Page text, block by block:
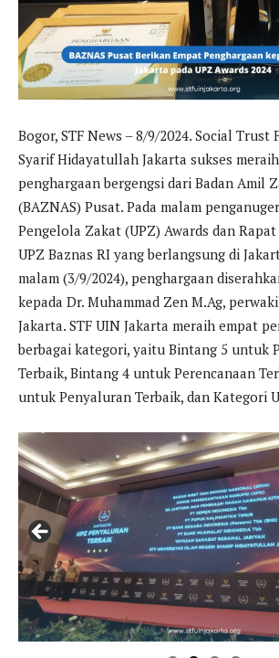
Bogor, STF News – 8/9/2024. Social Trust
Syarif Hidayatullah Jakarta sukses
penghargaan bergengsi dari Badan Amil
(BAZNAS) Pusat. Pada malam
Pengelola Zakat (UPZ) Awards dan
UPZ Baznas RI yang berlangsung di
malam (3/9/2024), penghargaan
kepada Dr. Muhammad Zen M.Ag,
Jakarta. STF UIN Jakarta meraih empat
berbagai kategori, yaitu Bintang 5 untuk
Terbaik, Bintang 4 untuk Perencanaan
untuk Penyaluran Terbaik, dan Kategori